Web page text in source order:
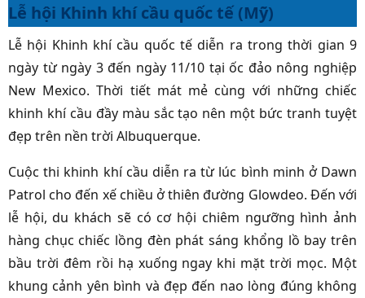
Lễ hội Khinh khí cầu quốc tế (Mỹ)
Lễ hội Khinh khí cầu quốc tế diễn ra trong thời gian 9
ngày từ ngày 3 đến ngày 11/10 tại ốc đảo nông nghiệp
New Mexico. Thời tiết mát mẻ cùng với những chiếc
khinh khí cầu đầy màu sắc tạo nên một bức tranh tuyệt
đẹp trên nền trời Albuquerque.
Cuộc thi khinh khí cầu diễn ra từ lúc bình minh ở Dawn
Patrol cho đến xế chiều ở thiên đường Glowdeo. Đến với
lễ hội, du khách sẽ có cơ hội chiêm ngưỡng hình ảnh
hàng chục chiếc lồng đèn phát sáng khổng lồ bay trên
bầu trời đêm rồi hạ xuống ngay khi mặt trời mọc. Một
khung cảnh yên bình và đẹp đến nao lòng đúng không